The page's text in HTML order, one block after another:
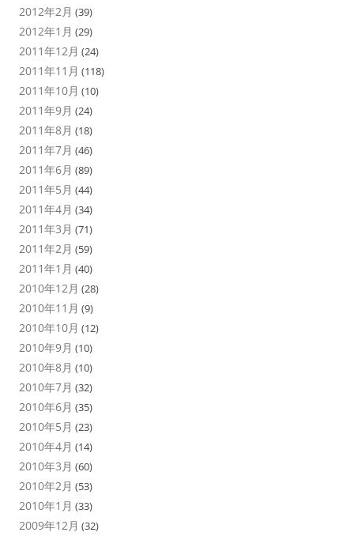
2012年2月 (39)
2012年1月 (29)
2011年12月 (24)
2011年11月 (118)
2011年10月 (10)
2011年9月 (24)
2011年8月 (18)
2011年7月 (46)
2011年6月 (89)
2011年5月 (44)
2011年4月 (34)
2011年3月 (71)
2011年2月 (59)
2011年1月 (40)
2010年12月 (28)
2010年11月 (9)
2010年10月 (12)
2010年9月 (10)
2010年8月 (10)
2010年7月 (32)
2010年6月 (35)
2010年5月 (23)
2010年4月 (14)
2010年3月 (60)
2010年2月 (53)
2010年1月 (33)
2009年12月 (32)